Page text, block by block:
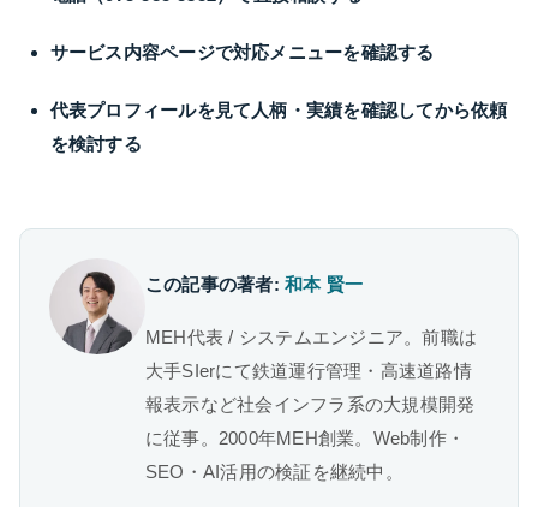
サービス内容ページで対応メニューを確認する
代表プロフィールを見て人柄・実績を確認してから依頼
を検討する
この記事の著者:和本 賢一
MEH代表 / システムエンジニア。前職は
大手SIerにて鉄道運行管理・高速道路情
報表示など社会インフラ系の大規模開発
に従事。2000年MEH創業。Web制作・
SEO・AI活用の検証を継続中。